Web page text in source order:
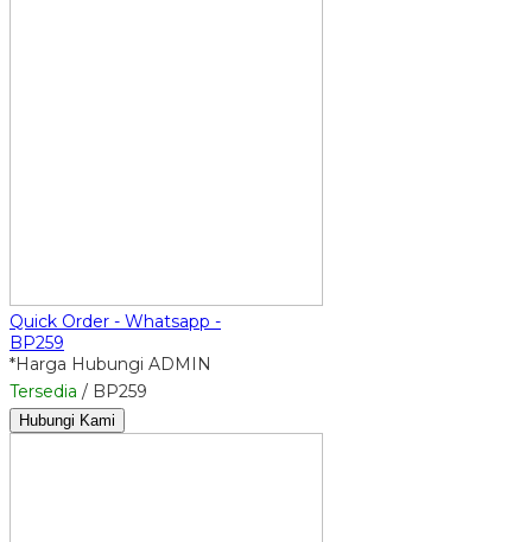
Quick Order - Whatsapp -
BP259
*Harga Hubungi ADMIN
Tersedia / BP259
Hubungi Kami